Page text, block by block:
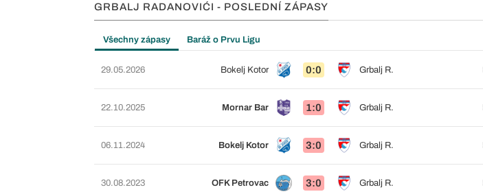
GRBALJ RADANOVIĆI - POSLEDNÍ ZÁPASY
Všechny zápasy Baráž o Prvu Ligu
29.05.2026 Bokelj Kotor 0:0 Grbalj R.
22.10.2025 Mornar Bar 1:0 Grbalj R.
06.11.2024 Bokelj Kotor 3:0 Grbalj R.
30.08.2023 OFK Petrovac 3:0 Grbalj R.